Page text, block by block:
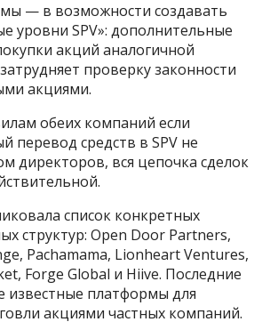
— в возможности создавать
уровни SPV»: дополнительные
акций аналогичной
проверку законности
акциями.
обеих компаний если
перевод средств в SPV не
директоров, вся цепочка сделок
список конкретных
структур: Open Door Partners,
Pachamama, Lionheart Ventures,
Forge Global и Hiive. Последние
известные платформы для
акциями частных компаний.